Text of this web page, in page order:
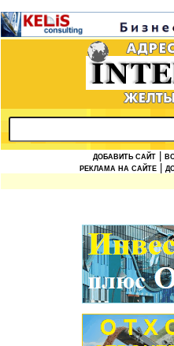
ДОБАВИТЬ САЙТ
РЕКЛАМА НА САЙТЕ